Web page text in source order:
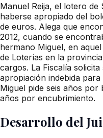
Manuel Reija, el lotero de
haberse apropiado del
de euros. Alega que
2012, cuando se
hermano Miguel, en
de Loterías en la
cargos. La Fiscalía
apropiación indebida
Miguel pide seis años por
años por encubrimiento.
Desarrollo del